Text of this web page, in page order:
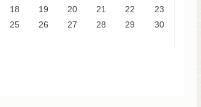
18 19 20 21 22
23
25 26 27 28 29
30